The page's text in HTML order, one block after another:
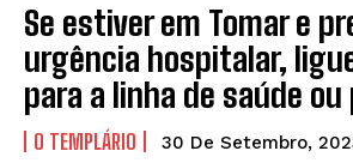
Se estiver em Tomar e
urgência hospitalar,
para a linha de saúde ou
O TEMPLÁRIO 30 De Setembro,